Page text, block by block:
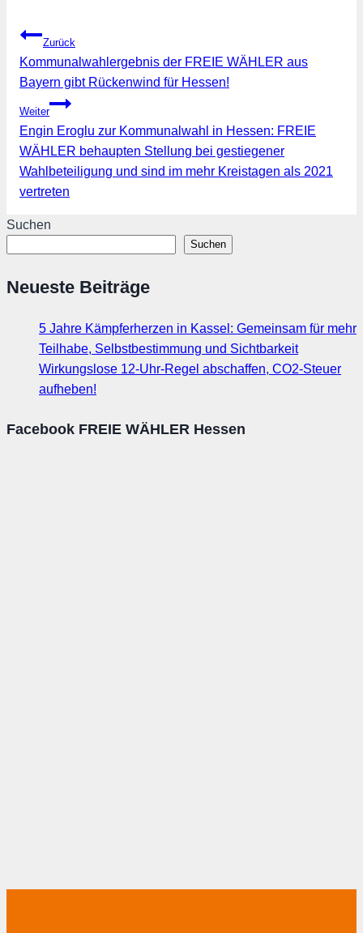
Beitragsnavigation
Zurück
Kommunalwahlergebnis der FREIE WÄHLER aus
Bayern gibt Rückenwind für Hessen!
Weiter
Engin Eroglu zur Kommunalwahl in Hessen: FREIE
WÄHLER behaupten Stellung bei gestiegener
Wahlbeteiligung und sind im mehr Kreistagen als 2021
vertreten
Suchen
Suchen
Neueste Beiträge
5 Jahre Kämpferherzen in Kassel: Gemeinsam für mehr
Teilhabe, Selbstbestimmung und Sichtbarkeit
Wirkungslose 12-Uhr-Regel abschaffen, CO2-Steuer
aufheben!
Facebook FREIE WÄHLER Hessen